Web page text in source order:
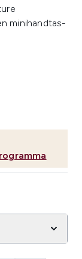
minihandtas-